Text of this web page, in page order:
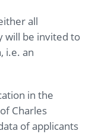
all
will be invited to
i.e. an
in the
Charles
of applicants